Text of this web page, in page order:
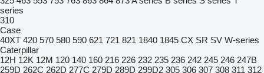
series
310
Case
40XT 420 570 580 590 621 721 821 1840 1845 CX SR SV W-series
Caterpillar
12H 12K 12M 120 140 160 216 226 232 235 236 242 245 246 247B
259D 262C 262D 277C 279D 289D 299D2 305 306 307 308 311 312